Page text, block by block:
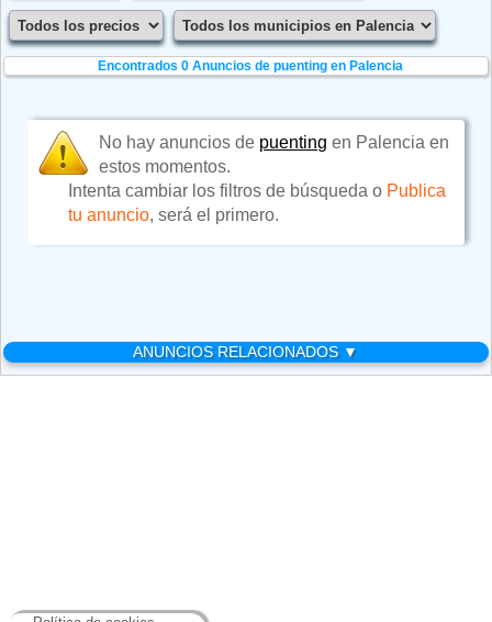
Encontrados 0Anuncios de puenting en Palencia
No hay anuncios de puenting en Palencia en
estos momentos.
Intenta cambiar los filtros de búsqueda o Publica
tu anuncio, será el primero.
ANUNCIOS RELACIONADOS ▼